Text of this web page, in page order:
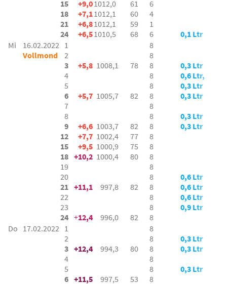
15
18
21
24
+9,0
+7,1
+6,8
+6,5
1012,0
1012,1
1012,1
1010,5
61
60
59
68
6
4
1
6
0,1 Ltr
Mi
16.02.2022
Vollmond
1
2
3
4
5
6
7
8
9
12
15
18
19
20
21
22
23
24
+5,8
+5,7
+6,6
+7,7
+9,5
+10,2
+11,1
+12,4
1008,1
1005,7
1003,7
1002,4
1000,9
1000,4
997,8
996,0
78
82
82
77
75
80
82
82
8
8
8
8
8
8
8
8
8
8
8
8
8
8
8
8
8
8
0,3 Ltr
0,6 Ltr,
0,3 Ltr
0,3 Ltr
0,3 Ltr
0,3 Ltr
0,6 Ltr
0,6 Ltr
0,6 Ltr
0,9 Ltr
Do 17.02.2022 1
2
3
4
5
6
+12,4
+11,5
994,3
997,5
80
53
8
8
8
8
8
8
0,3 Ltr
0,3 Ltr
0,3 Ltr